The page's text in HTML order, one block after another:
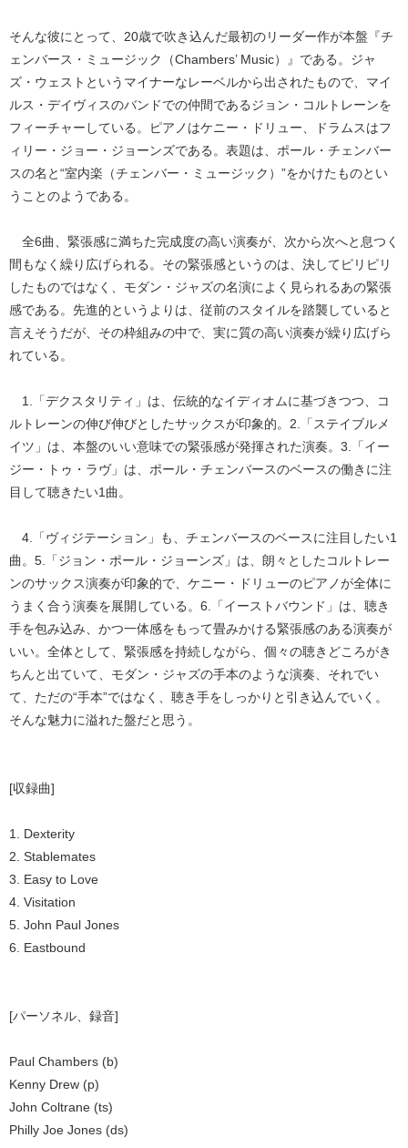
そんな彼にとって、20歳で吹き込んだ最初のリーダー作が本盤『チ
ェンバース・ミュージック（Chambers’ Music）』である。ジャ
ズ・ウェストというマイナーなレーベルから出されたもので、マイ
ルス・デイヴィスのバンドでの仲間であるジョン・コルトレーンを
フィーチャーしている。ピアノはケニー・ドリュー、ドラムスはフ
ィリー・ジョー・ジョーンズである。表題は、ポール・チェンバー
スの名と“室内楽（チェンバー・ミュージック）”をかけたものとい
うことのようである。
全6曲、緊張感に満ちた完成度の高い演奏が、次から次へと息つく
間もなく繰り広げられる。その緊張感というのは、決してピリピリ
したものではなく、モダン・ジャズの名演によく見られるあの緊張
感である。先進的というよりは、従前のスタイルを踏襲していると
言えそうだが、その枠組みの中で、実に質の高い演奏が繰り広げら
れている。
1.「デクスタリティ」は、伝統的なイディオムに基づきつつ、コ
ルトレーンの伸び伸びとしたサックスが印象的。2.「ステイブルメ
イツ」は、本盤のいい意味での緊張感が発揮された演奏。3.「イー
ジー・トゥ・ラヴ」は、ポール・チェンバースのベースの働きに注
目して聴きたい1曲。
4.「ヴィジテーション」も、チェンバースのベースに注目したい1
曲。5.「ジョン・ポール・ジョーンズ」は、朗々としたコルトレー
ンのサックス演奏が印象的で、ケニー・ドリューのピアノが全体に
うまく合う演奏を展開している。6.「イーストバウンド」は、聴き
手を包み込み、かつ一体感をもって畳みかける緊張感のある演奏が
いい。全体として、緊張感を持続しながら、個々の聴きどころがき
ちんと出ていて、モダン・ジャズの手本のような演奏、それでい
て、ただの“手本”ではなく、聴き手をしっかりと引き込んでいく。
そんな魅力に溢れた盤だと思う。
[収録曲]
1. Dexterity
2. Stablemates
3. Easy to Love
4. Visitation
5. John Paul Jones
6. Eastbound
[パーソネル、録音]
Paul Chambers (b)
Kenny Drew (p)
John Coltrane (ts)
Philly Joe Jones (ds)